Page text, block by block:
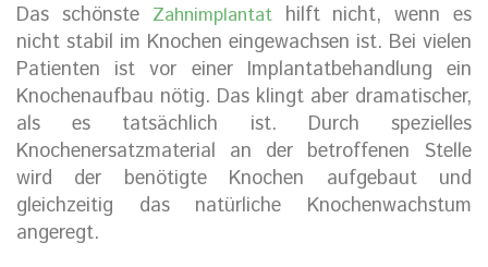
Das schönste Zahnimplantathilft nicht, wenn es
nicht stabil im Knochen eingewachsen ist. Bei vielen
Patienten ist vor einer Implantatbehandlung ein
Knochenaufbau nötig. Das klingt aber dramatischer,
als es tatsächlich ist. Durch spezielles
Knochenersatzmaterial an der betroffenen Stelle
wird der benötigte Knochen aufgebaut und
gleichzeitig das natürliche Knochenwachstum
angeregt.